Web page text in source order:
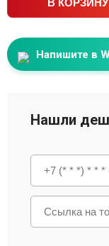
В КОРЗИНУ
Напишите в
Нашли